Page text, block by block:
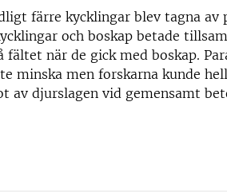
färre kycklingar blev tagna av
och boskap betade
fältet när de gick med boskap.
minska men forskarna kunde
av djurslagen vid gemensamt